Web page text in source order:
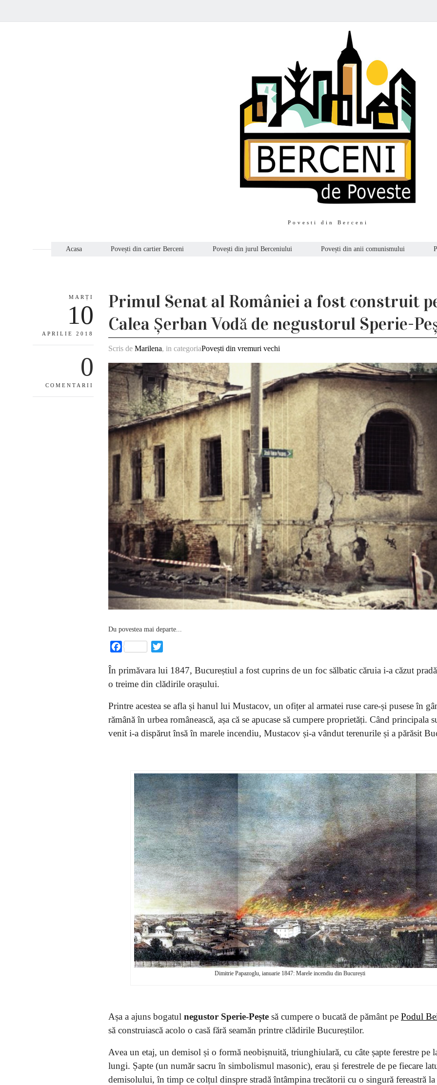
Povesti din Berceni
Acasa Povești din cartier Berceni Povești din jurul Berceniului Povești din anii comunismului
MARȚI
10
APRILIE 2018
0
COMENTARII
Primul Senat al României a fost construit
Calea Șerban Vodă de negustorul Sperie-
Scris deMarilena, in categoriaPovești din vremuri vechi
Du povestea mai departe...
Facebook
În primăvara lui 1847, Bucureștiul a fost cuprins de un foc sălbatic căruia i-a căzut
o treime din clădirile orașului.
Printre acestea se afla și hanul lui Mustacov, un ofițer al armatei ruse care-și pusese în
rămână în urbea românească, așa că se apucase să cumpere proprietăți. Când principala
venit i-a dispărut însă în marele incendiu, Mustacov și-a vândut terenurile și a părăsit
Dimitrie Papazoglu, ianuarie 1847: Marele incendiu din București
Așa a ajuns bogatulnegustor Sperie-Pește să cumpere o bucată de pământ pePodul
să construiască acolo o casă fără seamăn printre clădirile Bucureștilor.
Avea un etaj, un demisol și o formă neobișnuită, triunghiulară, cu câte șapte ferestre pe
lungi. Șapte (un număr sacru în simbolismul masonic), erau și ferestrele de pe fiecare
demisolului, în timp ce colțul dinspre stradă întâmpina trecătorii cu o singură fereastră la